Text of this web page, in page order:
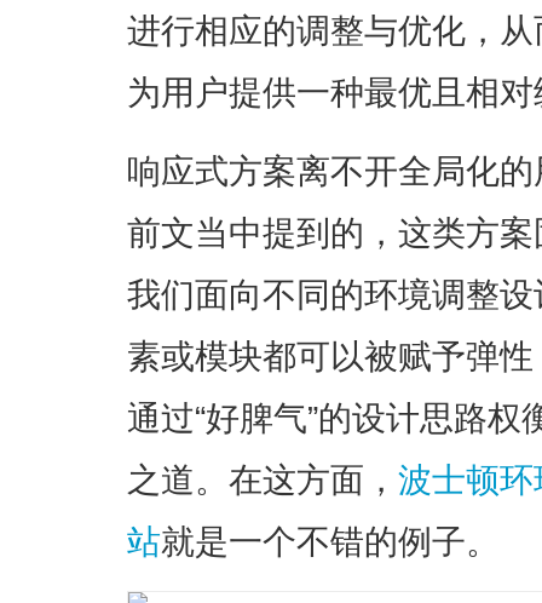
进行相应的调整与优化，
为用户提供一种最优且相
响应式方案离不开全局化
前文当中提到的，这类方
我们面向不同的环境调整
素或模块都可以被赋予弹
通过“好脾气”的设计思路
之道。在这方面， 波士顿环
站就是一个不错的例子。